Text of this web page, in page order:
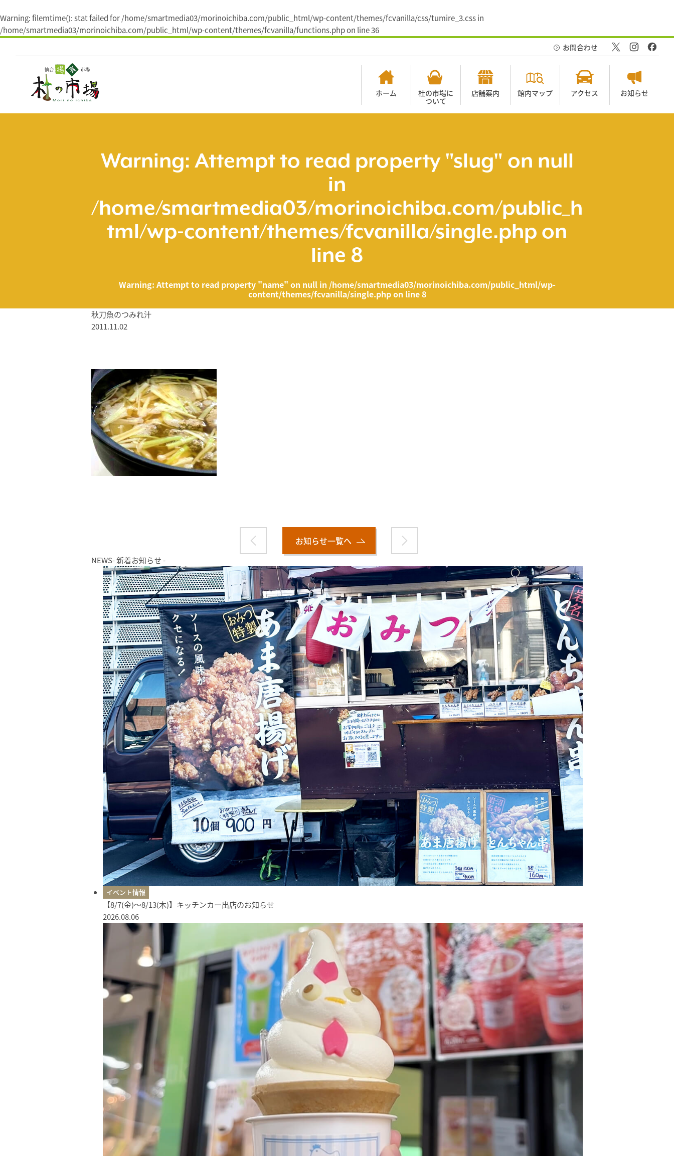
Warning: filemtime(): stat failed for /home/smartmedia03/morinoichiba.com/public_html/wp-content/themes/fcvanilla/css/tumire_3.css in
/home/smartmedia03/morinoichiba.com/public_html/wp-content/themes/fcvanilla/functions.phpon line36
ス
ホーム
杜の市場に
ついて
店舗案内 館内マップ アクセス お知らせ
お問合わせ
Warning: Attempt to read property "slug" on null
in
/home/smartmedia03/morinoichiba.com/public_h
tml/wp-content/themes/fcvanilla/single.php on
line 8
Warning: Attempt to read property "name" on null in /home/smartmedia03/morinoichiba.com/public_html/wp-
content/themes/fcvanilla/single.phpon line8
秋刀魚のつみれ汁
2011.11.02
お知らせ一覧へ
NEWS- 新着お知らせ -
イベント情報
【8/7(金)〜8/13(木)】キッチンカー出店のお知らせ
2026.08.06